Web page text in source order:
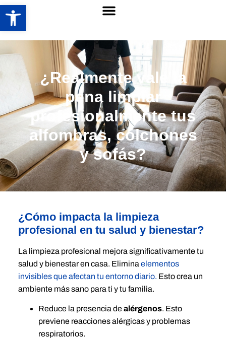
Abrir barra de herramientas
¿Realmente vale la
pena limpiar
profesionalmente tus
alfombras, colchones
y sofás?
¿Cómo impacta la limpieza
profesional en tu salud y bienestar?
La limpieza profesional mejora significativamente tu
salud y bienestar en casa. Elimina elementos
invisibles que afectan tu entorno diario. Esto crea un
ambiente más sano para ti y tu familia.
Reduce la presencia dealérgenos. Esto
previene reacciones alérgicas y problemas
respiratorios.